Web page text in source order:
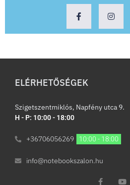
ELÉRHETŐSÉGEK
Szigetszentmiklós, Napfény utca 9.
H - P: 10:00 - 18:00
+36706056269 10:00 - 18:00
info@notebookszalon.hu